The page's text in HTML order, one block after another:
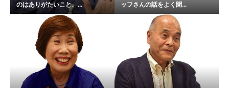
のはありがたいこと、...
ッフさんの話をよく聞...